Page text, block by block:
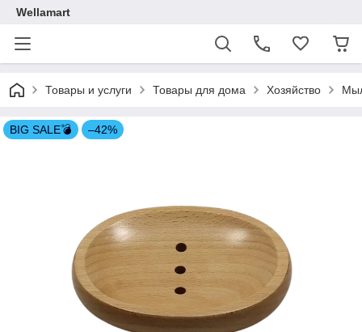
Wellamart
Товары и услуги Товары для дома Хозяйство
BIG SALE💣 –42%